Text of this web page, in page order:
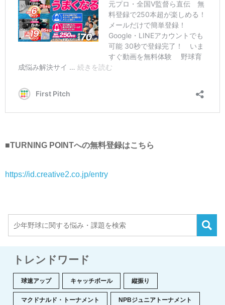
■TURNING POINTへの無料登録はこちら
https://id.creative2.co.jp/entry
トレンドワード
球速アップ キャッチボール 縦振り
マクドナルド・トーナメント NPBジュニアトーナメント